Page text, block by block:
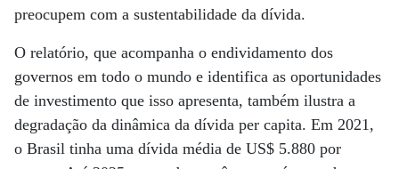
preocupem com a sustentabilidade da dívida.
O relatório, que acompanha o endividamento dos
governos em todo o mundo e identifica as oportunidades
de investimento que isso apresenta, também ilustra a
degradação da dinâmica da dívida per capita. Em 2021,
o Brasil tinha uma dívida média de US$ 5.880 por